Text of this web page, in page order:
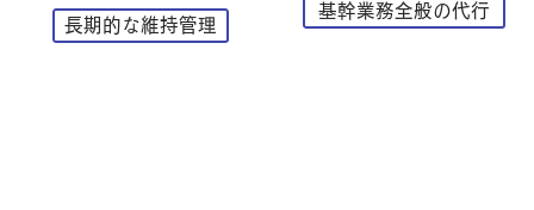
長期的な維持管理
基幹業務全般の代行